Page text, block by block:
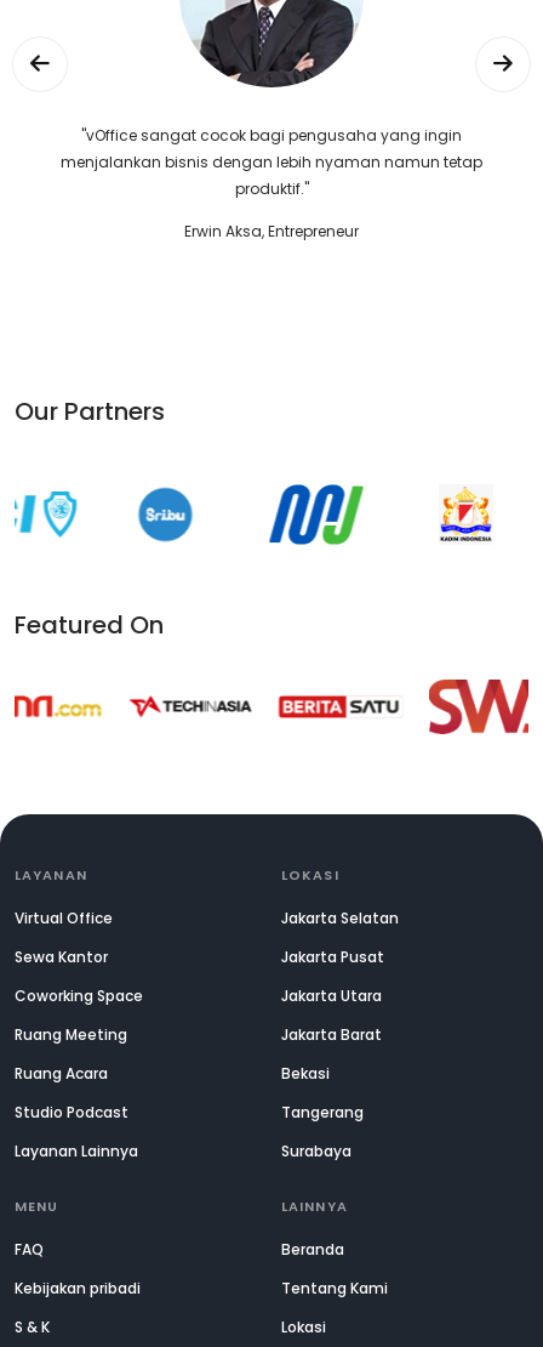
"vOffice sangat cocok bagi pengusaha yang ingin
menjalankan bisnis dengan lebih nyaman namun tetap
produktif."
Erwin Aksa, Entrepreneur
Our Partners
Featured On
LAYANAN
Virtual Office
Sewa Kantor
Coworking Space
Ruang Meeting
Ruang Acara
Studio Podcast
Layanan Lainnya
LOKASI
Jakarta Selatan
Jakarta Pusat
Jakarta Utara
Jakarta Barat
Bekasi
Tangerang
Surabaya
MENU
FAQ
Kebijakan pribadi
S & K
LAINNYA
Beranda
Tentang Kami
Lokasi